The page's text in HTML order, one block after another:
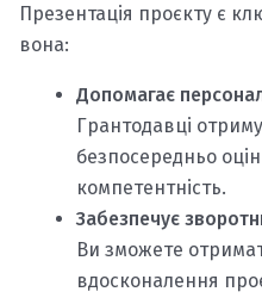
Презентація проєкту є
вона:
Допомагає
Грантодавці
безпосередньо
компетентність.
Забезпечує
Ви зможете
вдосконалення